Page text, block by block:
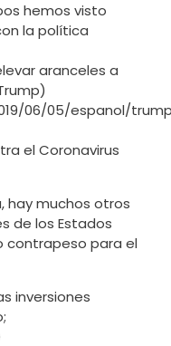
hemos visto
la política
aranceles a
06/05/espanol/
el Coronavirus
hay muchos otros
de los Estados
contrapeso para el
inversiones